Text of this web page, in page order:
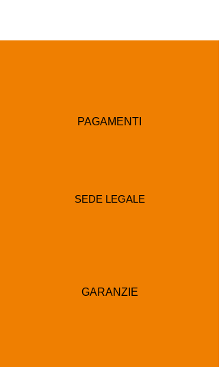
PAGAMENTI
SEDE LEGALE
GARANZIE